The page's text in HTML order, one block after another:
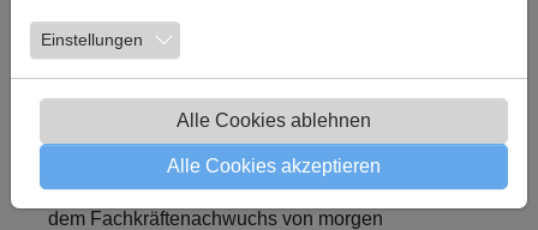
Fridtjof Nansen Realschule Kamen, stellten ihren
Ausbildungsberuf vor und berichteten authentisch
aus ihrem Arbeitsalltag. Die Firmen Vahle, Fiege,
Secudos, Wolf Bauunternehmen, die Caritas und
die Bundeswehr wurden im Rahmen der AzuBo-
Initiative von der Wirtschafsförderung des Kreise
Unna engagiert, um langfristig die Unternehmen mit
dem Fachkräftenachwuchs von morgen
Einstellungen
Alle Cookies ablehnen
Alle Cookies akzeptieren